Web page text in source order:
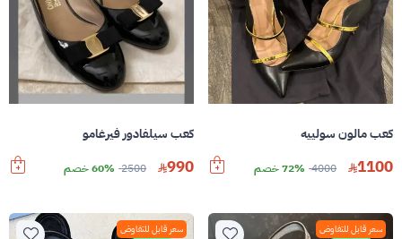
كعب مالون سولييه
1100
4000 72% خصم
كعب سيلفادور فيرغامو
990
2500 60% خصم
سعر قابل للتفاوض سعر قابل للتفاوض